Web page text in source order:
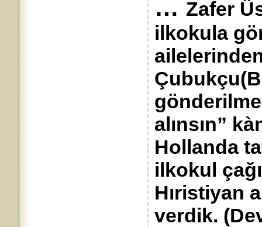
… Zafer
ilkokula
alınsın”
Hollanda
ilkokul
Hıristiyan
verdik.